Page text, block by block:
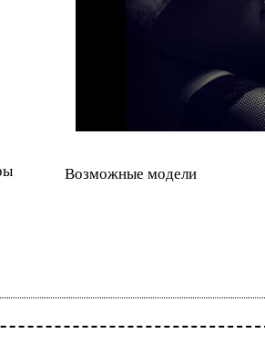
Возможные модели